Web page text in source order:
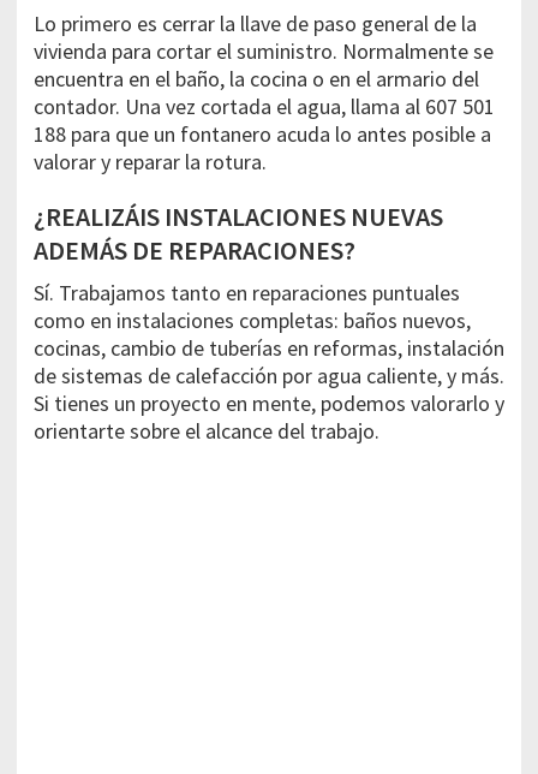
Lo primero es cerrar la llave de paso general de la
vivienda para cortar el suministro. Normalmente se
encuentra en el baño, la cocina o en el armario del
contador. Una vez cortada el agua, llama al 607 501
188 para que un fontanero acuda lo antes posible a
valorar y reparar la rotura.
¿REALIZÁIS INSTALACIONES NUEVAS
ADEMÁS DE REPARACIONES?
Sí. Trabajamos tanto en reparaciones puntuales
como en instalaciones completas: baños nuevos,
cocinas, cambio de tuberías en reformas, instalación
de sistemas de calefacción por agua caliente, y más.
Si tienes un proyecto en mente, podemos valorarlo y
orientarte sobre el alcance del trabajo.